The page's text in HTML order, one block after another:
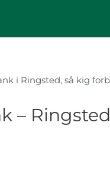
i Ringsted, så kig
– Ringsted